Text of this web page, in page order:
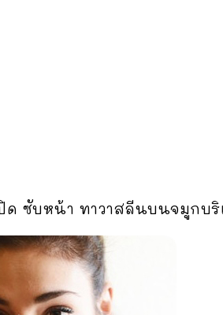
ด ซับหน้า ทาวาสลีนบนจมูกบ